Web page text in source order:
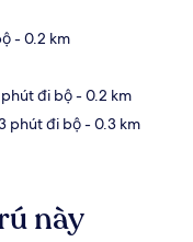
- 0.2 km
đi bộ- 0.2 km
phút đi bộ- 0.3 km
này